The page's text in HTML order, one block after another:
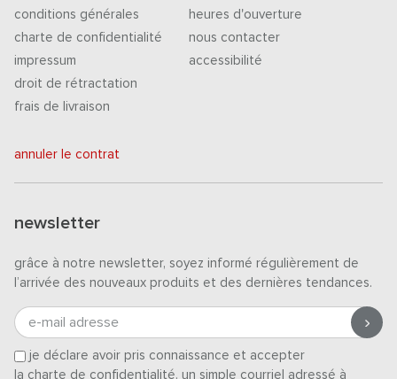
conditions générales
charte de confidentialité
impressum
droit de rétractation
frais de livraison
heures d'ouverture
nous contacter
accessibilité
annuler le contrat
newsletter
grâce à notre newsletter, soyez informé régulièrement de
l’arrivée des nouveaux produits et des dernières tendances.
e-mail adresse
je déclare avoir pris connaissance et accepter
la charte de confidentialité. un simple courriel adressé à